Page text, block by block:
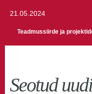
21.05.2024
Teadmussiirde ja
Seotud